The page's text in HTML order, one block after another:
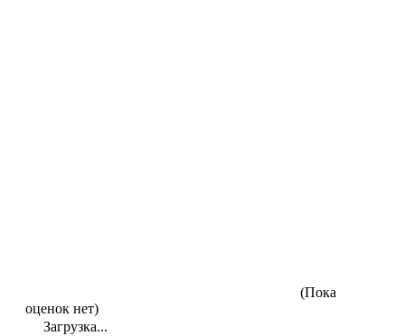
(Пока
оценок нет)
Загрузка...